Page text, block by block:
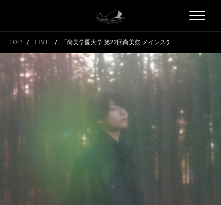
TOP LIVE 「尚美学園大学 第22回尚美祭 メインステージ」出演決定‼︎